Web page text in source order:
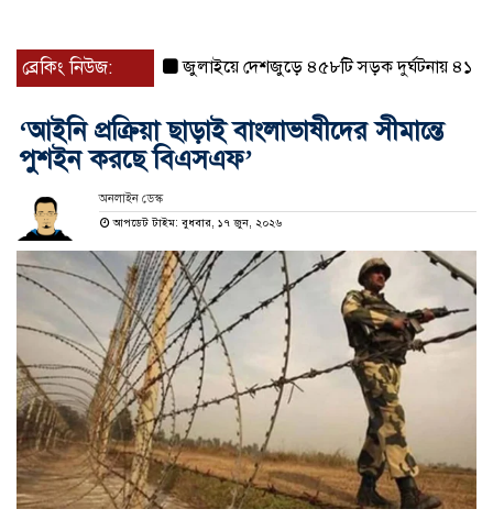
ব্রেকিং নিউজ: জুলাইয়ে দেশজুড়ে ৪৫৮টি সড়ক দুর্ঘটনায় ৪১৬ জন
‘আইনি প্রক্রিয়া ছাড়াই বাংলাভাষীদের সীমান্তে
পুশইন করছে বিএসএফ’
অনলাইন ডেস্ক
আপডেট টাইম: বুধবার, ১৭ জুন, ২০২৬